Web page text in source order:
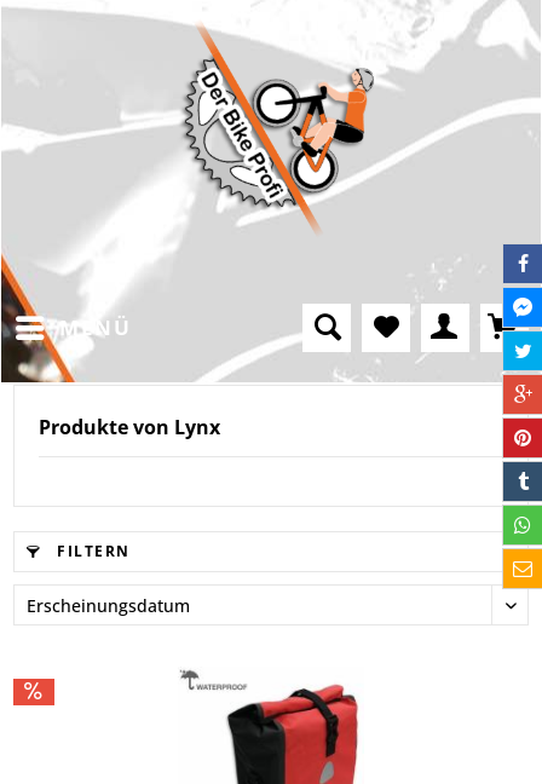
MENÜ
Produkte von Lynx
FILTERN